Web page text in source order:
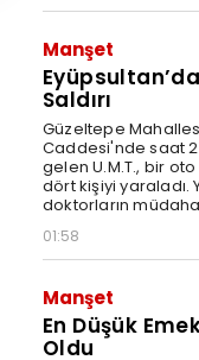
Manşet
Saldırı
Güzeltepe
Caddesi'nde saat
gelen U.M.T., bir
dört kişiyi yaraladı.
doktorların
01:58
Manşet
En Düşük
Oldu